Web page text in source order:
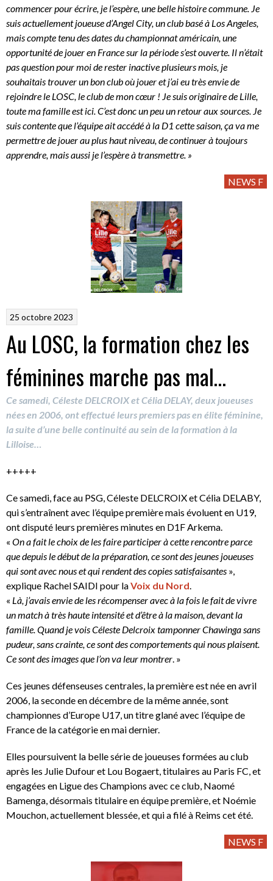
commencer pour écrire, je l’espère, une belle histoire commune. Je
suis actuellement joueuse d’Angel City, un club basé à Los Angeles,
mais compte tenu des dates du championnat américain, une
opportunité de jouer en France sur la période s’est ouverte. Il n’était
pas question pour moi de rester inactive plusieurs mois, je
souhaitais trouver un bon club où jouer et j’ai eu très envie de
rejoindre le LOSC, le club de mon cœur ! Je suis originaire de Lille,
toute ma famille est ici. C’est donc un peu un retour aux sources. Je
suis contente que l’équipe ait accédé à la D1 cette saison, ça va me
permettre de jouer au plus haut niveau, de continuer à toujours
apprendre, mais aussi je l’espère à transmettre. »
NEWS F
25 octobre 2023
Au LOSC, la formation chez les
féminines marche pas mal…
Ce samedi, Céleste DELCROIX et Célia DELAY, deux joueuses
nées en 2006, ont effectué leurs premiers pas en élite féminine,
la suite d’une belle continuité au sein de la formation à la
Lilloise…
+++++
Ce samedi, face au PSG, Céleste DELCROIX et Célia DELABY,
qui s’entraînent avec l’équipe première mais évoluent en U19,
ont disputé leurs premières minutes en D1F Arkema.
« On a fait le choix de les faire participer à cette rencontre parce
que depuis le début de la préparation, ce sont des jeunes joueuses
qui sont avec nous et qui rendent des copies satisfaisantes »,
explique Rachel SAIDI pour laVoix du Nord
« Là, j’avais envie de les récompenser avec à la fois le fait de vivre
un match à très haute intensité et d’être à la maison, devant la
famille. Quand je vois Céleste Delcroix tamponner Chawinga sans
pudeur, sans crainte, ce sont des comportements qui nous plaisent.
Ce sont des images que l’on va leur montrer . »
Ces jeunes défenseuses centrales, la première est née en avril
2006, la seconde en décembre de la même année, sont
championnes d’Europe U17, un titre glané avec l’équipe de
France de la catégorie en mai dernier.
Elles poursuivent la belle série de joueuses formées au club
après les Julie Dufour et Lou Bogaert, titulaires au Paris FC, et
engagées en Ligue des Champions avec ce club, Naomé
Bamenga, désormais titulaire en équipe première, et Noémie
Mouchon, actuellement blessée, et qui a filé à Reims cet été.
NEWS F